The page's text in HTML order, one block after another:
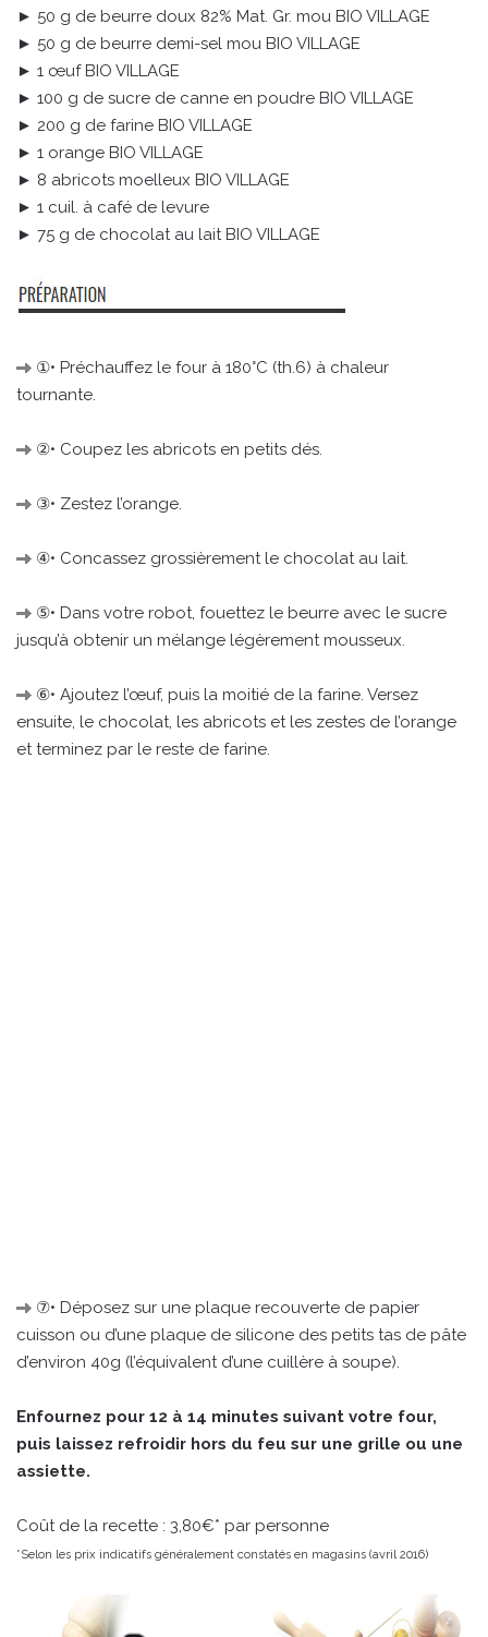
► 50 g de beurre doux 82% Mat. Gr. mou BIO VILLAGE
► 50 g de beurre demi-sel mou BIO VILLAGE
► 1 œuf BIO VILLAGE
► 100 g de sucre de canne en poudre BIO VILLAGE
► 200 g de farine BIO VILLAGE
► 1 orange BIO VILLAGE
► 8 abricots moelleux BIO VILLAGE
► 1 cuil. à café de levure
► 75 g de chocolat au lait BIO VILLAGE
①• Préchauffez le four à 180°C (th.6) à chaleur
tournante.
②• Coupez les abricots en petits dés.
③• Zestez l’orange.
④• Concassez grossièrement le chocolat au lait.
⑤• Dans votre robot, fouettez le beurre avec le sucre
jusqu’à obtenir un mélange légèrement mousseux.
⑥• Ajoutez l’œuf, puis la moitié de la farine. Versez
ensuite, le chocolat, les abricots et les zestes de l’orange
et terminez par le reste de farine.
⑦• Déposez sur une plaque recouverte de papier
cuisson ou d’une plaque de silicone des petits tas de pâte
d’environ 40g (l’équivalent d’une cuillère à soupe).
Enfournez pour 12 à 14 minutes suivant votre four,
puis laissez refroidir hors du feu sur une grille ou une
assiette.
Coût de la recette : 3,80€* par personne
*Selon les prix indicatifs généralement constatés en magasins (avril 2016)